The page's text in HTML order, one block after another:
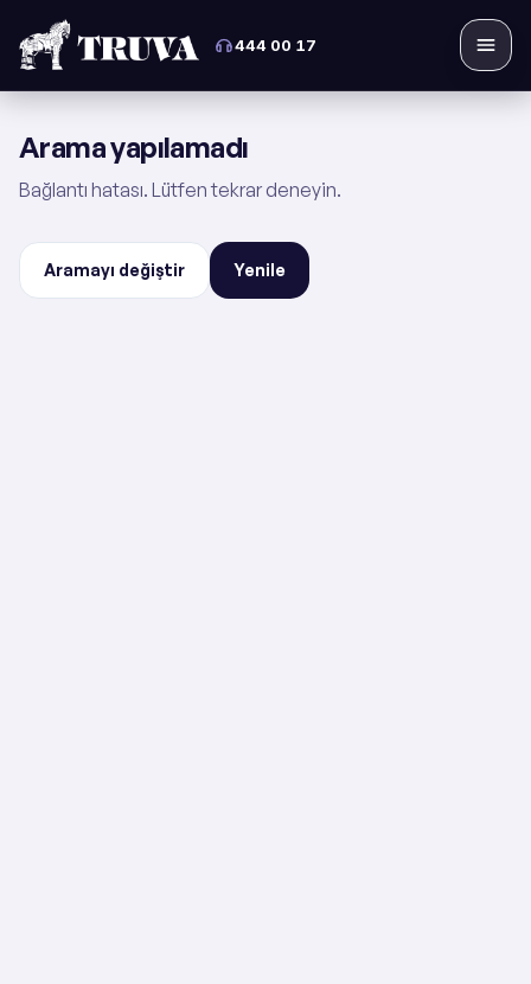
444 00 17
Arama yapılamadı
Bağlantı hatası. Lütfen tekrar deneyin.
Aramayı değiştir Yenile